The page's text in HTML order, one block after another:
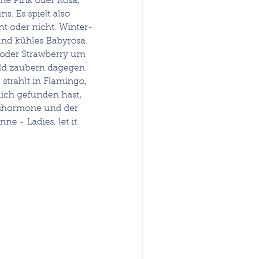
Es spielt also
oder nicht. Winter-
kühles Babyrosa.
Strawberry um
zaubern dagegen
in Flamingo,
gefunden hast,
und der
- Ladies, let it